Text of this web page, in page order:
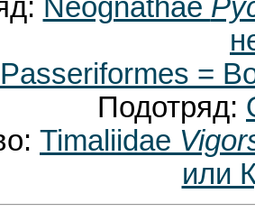
Neognathae
Passeriformes =
Подотряд:
Timaliidae
или